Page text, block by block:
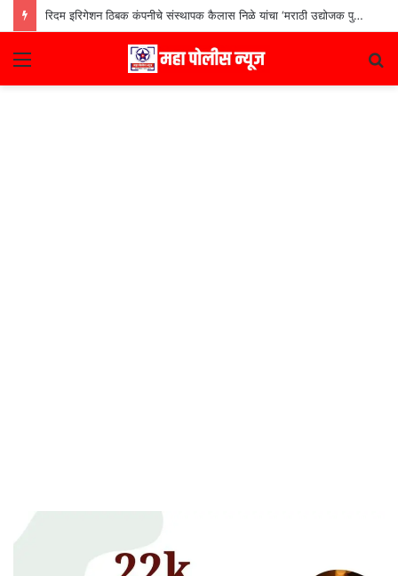
रिदम इरिगेशन ठिबक कंपनीचे संस्थापक कैलास निळे यांचा ‘मराठी उद्योजक पुरस्कार
Menu